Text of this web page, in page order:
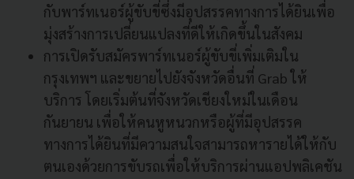
กับพาร์ทเนอร์ผู้ขับขี่ซึ่งมีอุปสรรคทางการได้ยินเพื่อ
มุ่งสร้างการเปลี่ยนแปลงที่ดีให้เกิดขึ้นในสังคม
การเปิดรับสมัครพาร์ทเนอร์ผู้ขับขี่เพิ่มเติมใน
กรุงเทพฯ และขยายไปยังจังหวัดอื่นที่ Grab ให้
บริการ โดยเริ่มต้นที่จังหวัดเชียงใหม่ในเดือน
กันยายน เพื่อให้คนหูหนวกหรือผู้ที่มีอุปสรรค
ทางการได้ยินที่มีความสนใจสามารถหารายได้ให้กับ
ตนเองด้วยการขับรถเพื่อให้บริการผ่านแอปพลิเคชัน